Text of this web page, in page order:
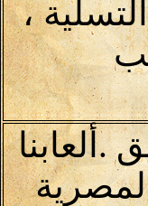
،
.ألعابنا